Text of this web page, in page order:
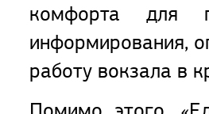
комфорта для
информирования,
работу вокзала в